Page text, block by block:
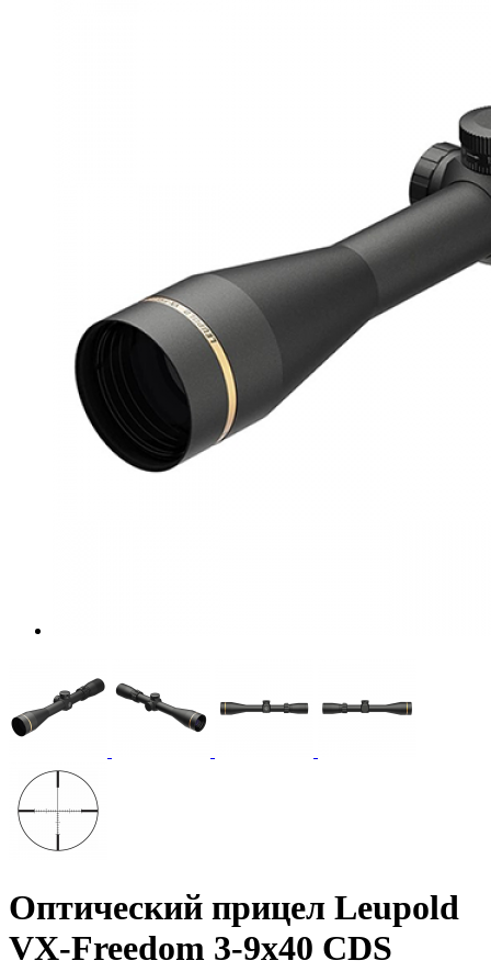
Оптический прицел Leupold
VX-Freedom 3-9x40 CDS